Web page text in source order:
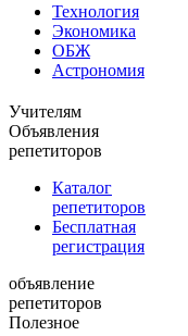
Технология
Экономика
ОБЖ
Астрономия
Учителям
Объявления
репетиторов
Каталог
репетиторов
Бесплатная
регистрация
объявление
репетиторов
Полезное